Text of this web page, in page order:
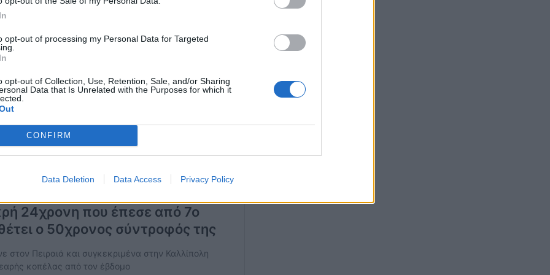
opt-out of processing my Personal Data for Targeted
opt-out of Collection, Use, Retention, Sale, and/or Sharing
Data that Is Unrelated with the Purposes for which it
CONFIRM
Data Deletion Data Access Privacy Policy
διέμεναν προσωρινά σε διαμέρισμα στη
επίσης Αιγύπτιο
. Χθες οι λαθροδιακινητές
κι έτσι
πατίνι
στον εισαγγελέαο οποίος του
απολογηθεί σε ανακριτή.